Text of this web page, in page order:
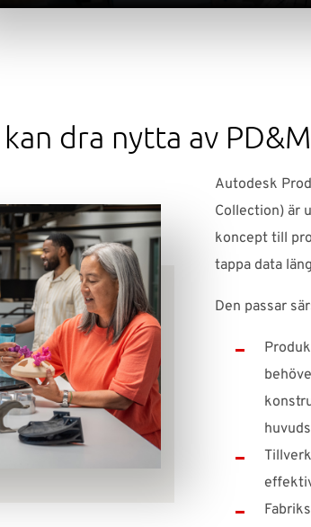
dra nytta av
Autodesk
Collection) är
koncept till
tappa data
Den passar